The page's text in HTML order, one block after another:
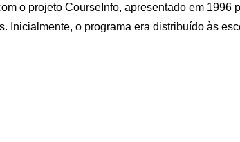
o projeto CourseInfo, apresentado em 1996
Inicialmente, o programa era distribuído às